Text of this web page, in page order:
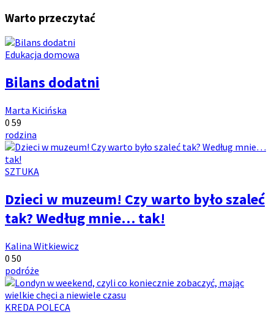
Warto przeczytać
Kategoria
Edukacja domowa
Bilans dodatni
Autor:
Marta Kicińska
Ilość
komentarzy:
0 Ilość
wyświetleń:
59
Tagi:
rodzina
Kategoria
SZTUKA
Dzieci w muzeum! Czy warto było szaleć
tak? Według mnie… tak!
Autor:
Kalina Witkiewicz
Ilość
komentarzy:
0 Ilość
wyświetleń:
50
Tagi:
podróże
Kategoria
KREDA POLECA